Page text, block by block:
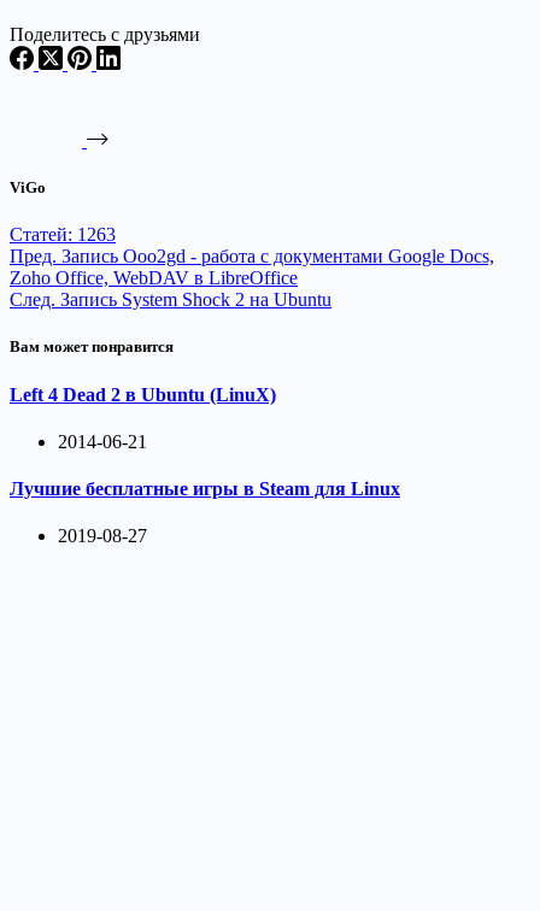
Поделитесь с друзьями
ViGo
Статей: 1263
Пред. Запись Ooo2gd - работа с документами Google Docs,
Zoho Office, WebDAV в LibreOffice
След. Запись System Shock 2 на Ubuntu
Вам может понравится
Left 4 Dead 2 в Ubuntu (LinuX)
2014-06-21
Лучшие бесплатные игры в Steam для Linux
2019-08-27